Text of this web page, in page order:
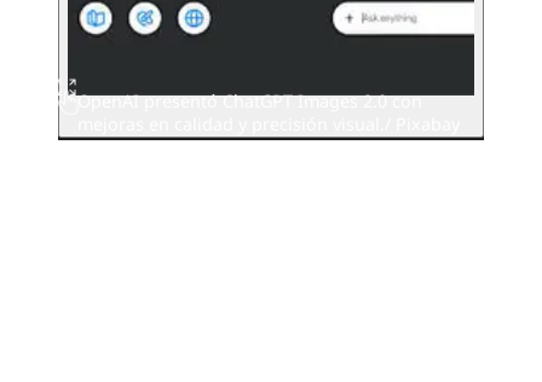
OpenAI presentó ChatGPT Images 2.0 con